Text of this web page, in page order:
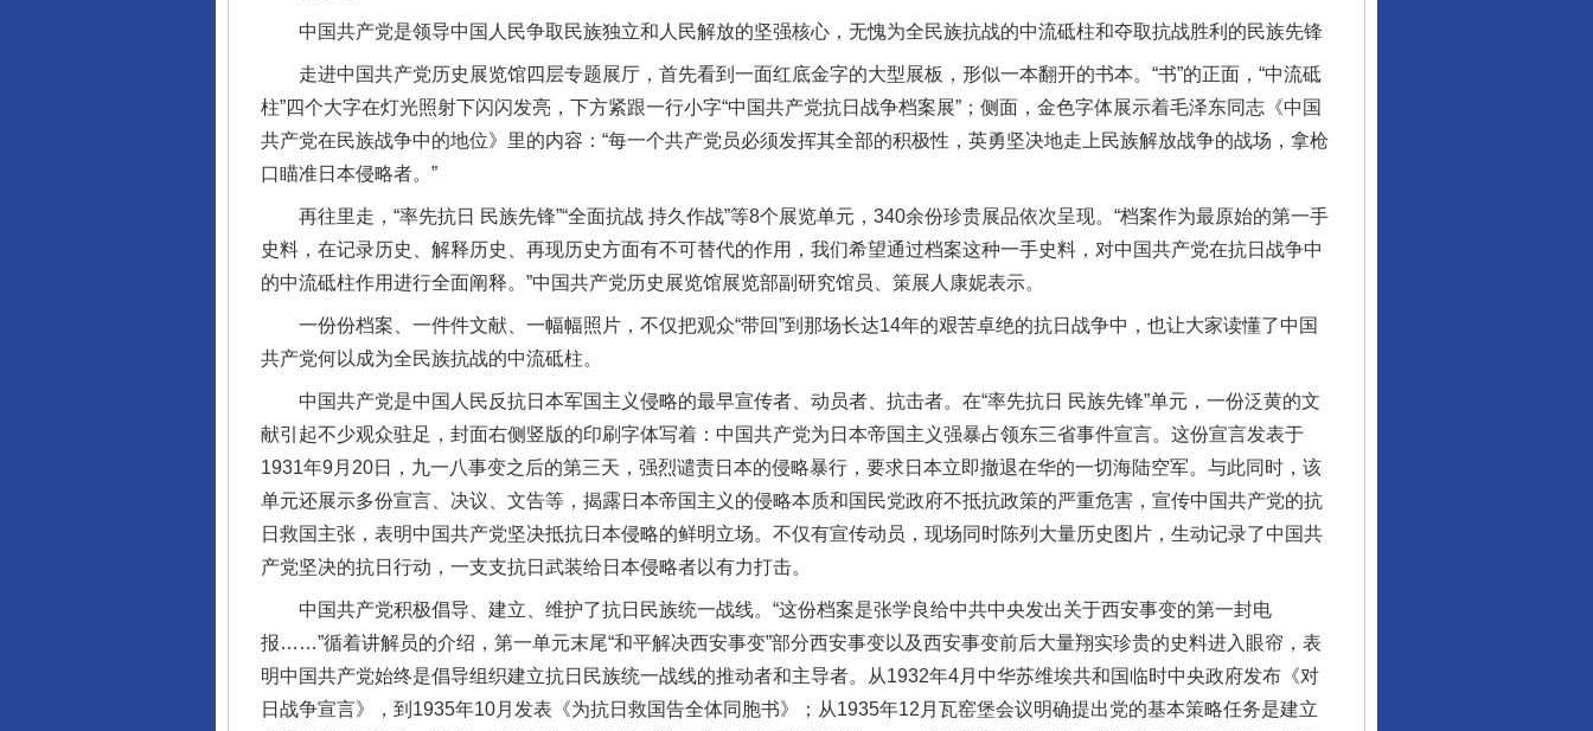
中国共产党是领导中国人民争取民族独立和人民解放的坚强核心，无愧为全民族抗战的中流砥柱和夺取抗战胜利的民族先锋
走进中国共产党历史展览馆四层专题展厅，首先看到一面红底金字的大型展板，形似一本翻开的书本。“书”的正面，“中流砥
柱”四个大字在灯光照射下闪闪发亮，下方紧跟一行小字“中国共产党抗日战争档案展”；侧面，金色字体展示着毛泽东同志《中国
共产党在民族战争中的地位》里的内容：“每一个共产党员必须发挥其全部的积极性，英勇坚决地走上民族解放战争的战场，拿枪
口瞄准日本侵略者。”
再往里走，“率先抗日 民族先锋”“全面抗战 持久作战”等8个展览单元，340余份珍贵展品依次呈现。“档案作为最原始的第一手
史料，在记录历史、解释历史、再现历史方面有不可替代的作用，我们希望通过档案这种一手史料，对中国共产党在抗日战争中
的中流砥柱作用进行全面阐释。”中国共产党历史展览馆展览部副研究馆员、策展人康妮表示。
一份份档案、一件件文献、一幅幅照片，不仅把观众“带回”到那场长达14年的艰苦卓绝的抗日战争中，也让大家读懂了中国
共产党何以成为全民族抗战的中流砥柱。
中国共产党是中国人民反抗日本军国主义侵略的最早宣传者、动员者、抗击者。在“率先抗日 民族先锋”单元，一份泛黄的文
献引起不少观众驻足，封面右侧竖版的印刷字体写着：中国共产党为日本帝国主义强暴占领东三省事件宣言。这份宣言发表于
1931年9月20日，九一八事变之后的第三天，强烈谴责日本的侵略暴行，要求日本立即撤退在华的一切海陆空军。与此同时，该
单元还展示多份宣言、决议、文告等，揭露日本帝国主义的侵略本质和国民党政府不抵抗政策的严重危害，宣传中国共产党的抗
日救国主张，表明中国共产党坚决抵抗日本侵略的鲜明立场。不仅有宣传动员，现场同时陈列大量历史图片，生动记录了中国共
产党坚决的抗日行动，一支支抗日武装给日本侵略者以有力打击。
中国共产党积极倡导、建立、维护了抗日民族统一战线。“这份档案是张学良给中共中央发出关于西安事变的第一封电
报……”循着讲解员的介绍，第一单元末尾“和平解决西安事变”部分西安事变以及西安事变前后大量翔实珍贵的史料进入眼帘，表
明中国共产党始终是倡导组织建立抗日民族统一战线的推动者和主导者。从1932年4月中华苏维埃共和国临时中央政府发布《对
日战争宣言》，到1935年10月发表《为抗日救国告全体同胞书》；从1935年12月瓦窑堡会议明确提出党的基本策略任务是建立